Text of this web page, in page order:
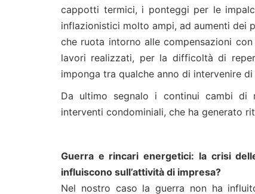
cappotti termici, i ponteggi per le
inflazionistici molto ampi, ad aumenti dei
che ruota intorno alle compensazioni
lavori realizzati, per la difficoltà di
imponga tra qualche anno di intervenire di
Da ultimo segnalo i continui cambi di
interventi condominiali, che ha generato
Guerra e rincari energetici: la crisi
influiscono sull’attività di impresa?
Nel nostro caso la guerra non ha